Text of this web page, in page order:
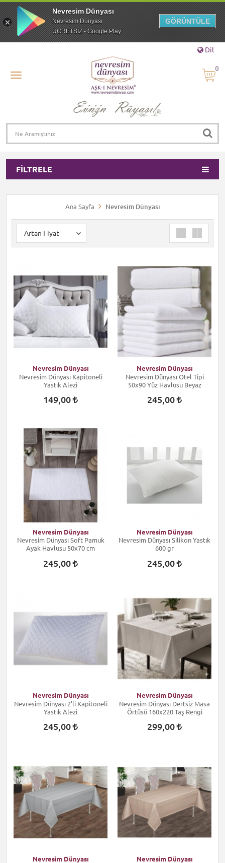
Dil
0
FILTRELE
Ana Sayfa Nevresim Dünyası
Nevresim Dünyası
Nevresim Dünyası Kapitoneli
Yastık Alezi
149,00
Nevresim Dünyası
Nevresim Dünyası Otel Tipi
50x90 Yüz Havlusu Beyaz
245,00
Nevresim Dünyası
Nevresim Dünyası Soft Pamuk
Ayak Havlusu 50x70 cm
245,00
Nevresim Dünyası
Nevresim Dünyası Silikon Yastık
600 gr
245,00
Nevresim Dünyası
Nevresim Dünyası 2'li Kapitoneli
Yastık Alezi
245,00
Nevresim Dünyası
Nevresim Dünyası Dertsiz Masa
Örtüsü 160x220 Taş Rengi
299,00
Nevresim Dünyası
Nevresim Dünyası
Nevresim Dünyası
Nevresim Dünyası
ÜCRETSİZ - Google Play
GÖRÜNTÜLE